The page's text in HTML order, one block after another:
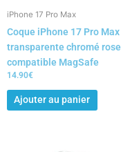
iPhone 17 Pro Max
Coque iPhone 17 Pro Max
transparente chromé rose
compatible MagSafe
14.90€
Ajouter au panier